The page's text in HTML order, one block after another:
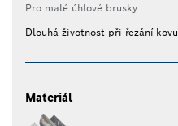
Pro malé úhlové brusky
Dlouhá životnost při řezání kovu
Materiál